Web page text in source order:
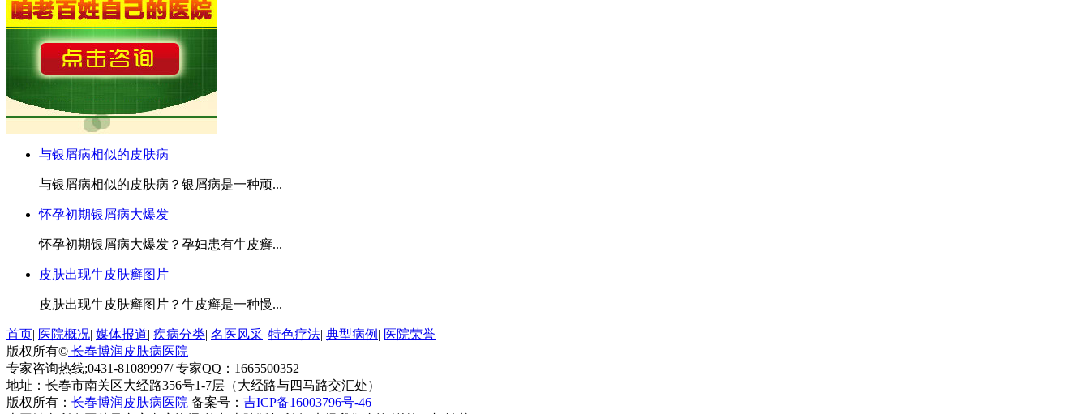
与银屑病相似的皮肤病
与银屑病相似的皮肤病？银屑病是一种顽...
怀孕初期银屑病大爆发
怀孕初期银屑病大爆发？孕妇患有牛皮癣...
皮肤出现牛皮肤癣图片
皮肤出现牛皮肤癣图片？牛皮癣是一种慢...
首页| 医院概况| 媒体报道| 疾病分类| 名医风采| 特色疗法| 典型病例 | 医院荣誉
版权所有© 长春博润皮肤病医院
专家咨询热线;0431-81089997/ 专家QQ：1665500352
地址：长春市南关区大经路356号1-7层（大经路与四马路交汇处）
版权所有： 长春博润皮肤病医院 备案号： 吉ICP备16003796号-46